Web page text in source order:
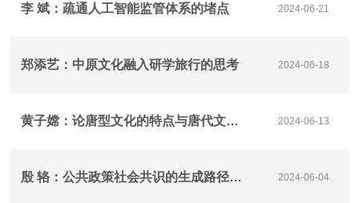
李 斌：疏通人工智能监管体系的堵点 2024-06-21
郑添艺：中原文化融入研学旅行的思考 2024-06-18
黄子嫦：论唐型文化的特点与唐代文化的渊源 2024-06-13
殷 辂：公共政策社会共识的生成路径——以“延迟退休”议题的话语互动为例 2024-06-04